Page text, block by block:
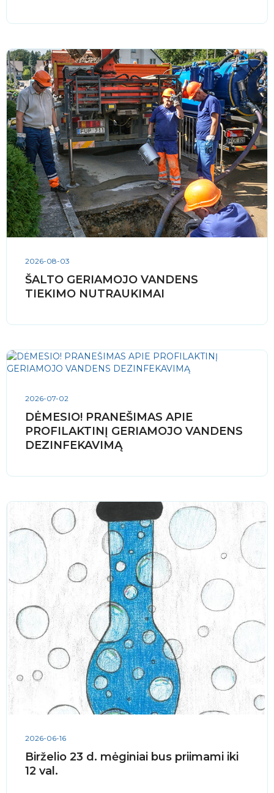
2026-08-03
ŠALTO GERIAMOJO VANDENS
TIEKIMO NUTRAUKIMAI
2026-07-02
DĖMESIO! PRANEŠIMAS APIE
PROFILAKTINĮ GERIAMOJO VANDENS
DEZINFEKAVIMĄ
2026-06-16
Birželio 23 d. mėginiai bus priimami iki
12 val.